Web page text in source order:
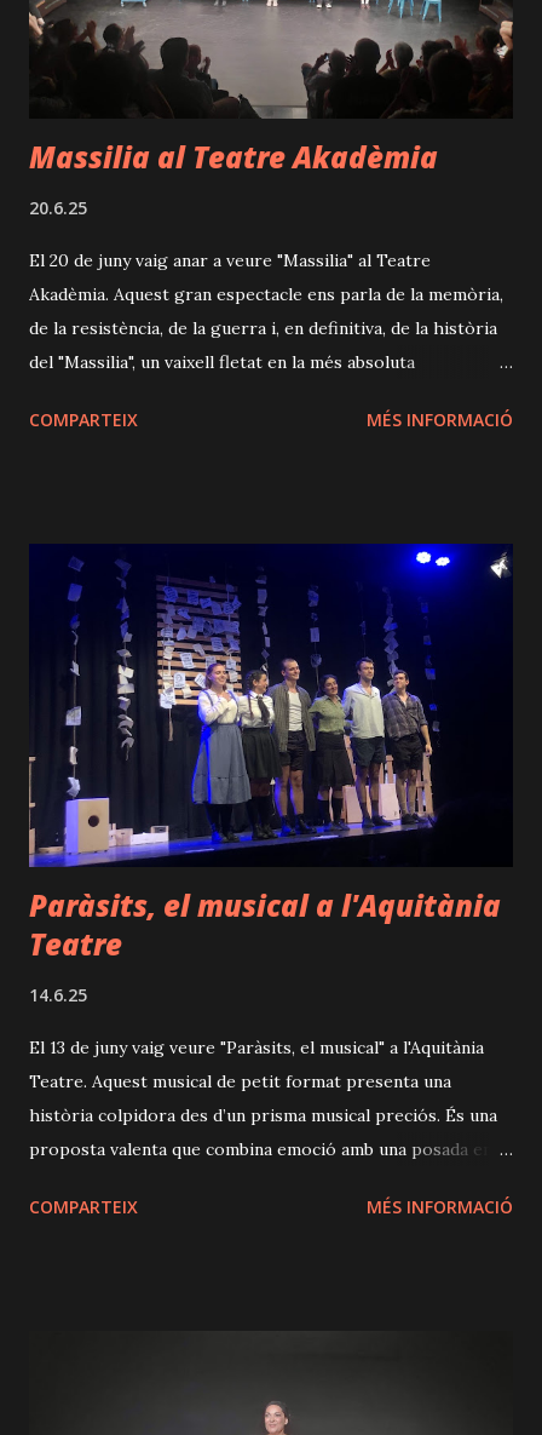
especial. Així, veurem com la trobada dels dos personatges
en aquesta moderna i alhora rústica casa al mig del bosc es
pr...
Massilia al Teatre Akadèmia
20.6.25
El 20 de juny vaig anar a veure "Massilia" al Teatre
Akadèmia. Aquest gran espectacle ens parla de la memòria,
de la resistència, de la guerra i, en definitiva, de la història
del "Massilia", un vaixell fletat en la més absoluta
refugiats de la Segona Guerra Mundial (molts d’ells,
protagonitzar com als dies que van passar al port, sense
saber si podrien desembarcar, atrapats, amb un futur incert.
La proposta intercala aquesta trama amb una altra
aparentment inconnexa: la història d’un simpàtic cavall de
carreres, en Romántico, propietat de Natalio Botana,
fundador del diari sensacionalista d’esquerres "Crítica".
Aquest paral·lelisme, carregat de significat, pren sentit a
mesura que avança la funció i es fa evident la metàfora i
l’engin...
COMPARTEIX MÉS INFORMACIÓ
Paràsits, el musical a l'Aquitània
Teatre
14.6.25
El 13 de juny vaig veure "Paràsits, el musical" a l'Aquitània
Teatre. Aquest musical de petit format presenta una
història colpidora des d’un prisma musical preciós. És una
proposta valenta que combina emoció amb una posada en
mostra un nivell musical destacable, amb unes actuacions
l’elenc. La composició musical, a càrrec d’Eduard Tenas, és
COMPARTEIX MÉS INFORMACIÓ